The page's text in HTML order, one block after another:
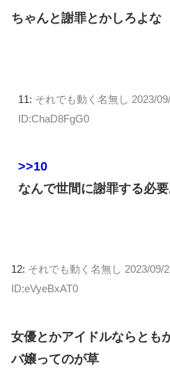
ちゃんと謝罪とかしろよな
11: それでも動く名無し 2023/
ID:ChaD8FgG0
>>10
なんで世間に謝罪する必
12: それでも動く名無し 2023/09/
ID:eVyeBxAT0
女優とかアイドルならとも
バ嬢ってのが草